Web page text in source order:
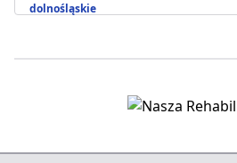
dolnośląskie